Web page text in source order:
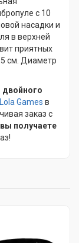
с 10
насадки и
в верхней
приятных
см. Диаметр
двойного
Lola Games в
заказ с
вы получаете